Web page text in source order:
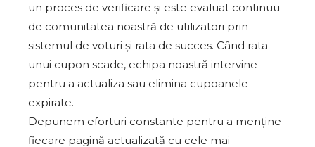
un proces de verificare și este evaluat continuu
de comunitatea noastră de utilizatori prin
sistemul de voturi și rata de succes. Când rata
unui cupon scade, echipa noastră intervine
pentru a actualiza sau elimina cupoanele
expirate.
Depunem eforturi constante pentru a menține
fiecare pagină actualizată cu cele mai